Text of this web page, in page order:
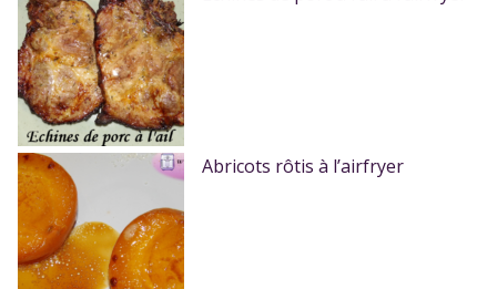
Abricots rôtis à l’airfryer